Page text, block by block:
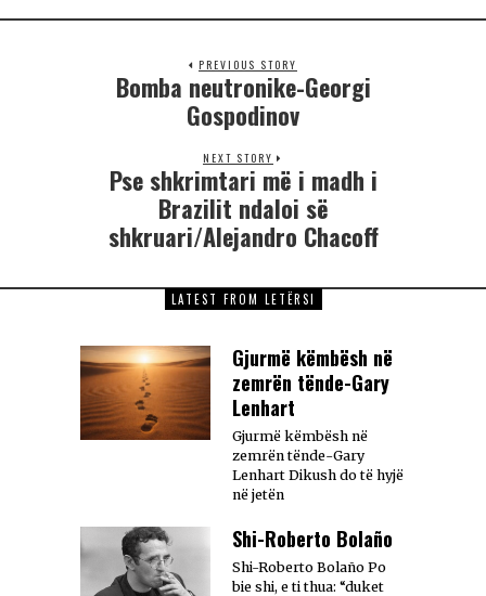
PREVIOUS STORY
Bomba neutronike-Georgi
Gospodinov
NEXT STORY
Pse shkrimtari më i madh i
Brazilit ndaloi së
shkruari/Alejandro Chacoff
LATEST FROM LETËRSI
Gjurmë këmbësh në
zemrën tënde-Gary
Lenhart
Gjurmë këmbësh në
zemrën tënde-Gary
Lenhart Dikush do të hyjë
në jetën
Shi-Roberto Bolaño
Shi-Roberto Bolaño Po
bie shi, e ti thua: “duket